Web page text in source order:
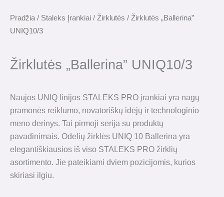
Pradžia/ Staleks Įrankiai / Žirklutės / Žirklutės „Ballerina”
UNIQ10/3
Žirklutės „Ballerina” UNIQ10/3
Naujos UNIQ linijos STALEKS PRO įrankiai yra nagų
pramonės reiklumo, novatoriškų idėjų ir technologinio
meno derinys. Tai pirmoji serija su produktų
pavadinimais. Odelių žirklės UNIQ 10 Ballerina yra
elegantiškiausios iš viso STALEKS PRO žirklių
asortimento. Jie pateikiami dviem pozicijomis, kurios
skiriasi ilgiu.